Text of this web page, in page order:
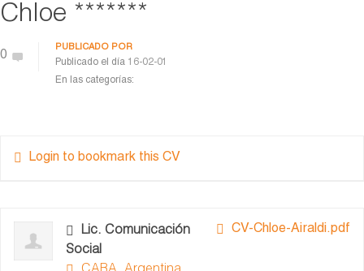
Chloe *******
0
PUBLICADO POR
Publicado el día 16-02-01
En las categorías:
Login to bookmark this CV
CV-Chloe-Airaldi.pdf
Lic. Comunicación
Social